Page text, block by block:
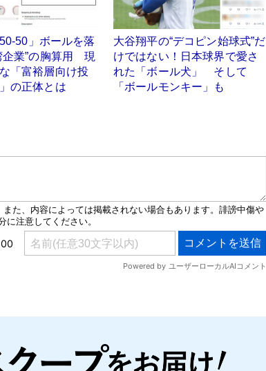
50」ボールを落
企業”の胸算用 現
「富裕層向け投
の正体とは
大谷翔平の“デコピン始球式”だ
けではない！日本球界で愛さ
れた「ボール犬」 そして
「ボールモンキー」も